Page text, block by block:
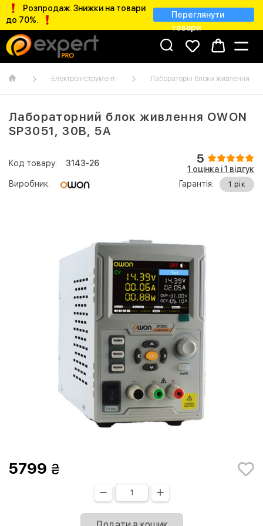
Розпродаж. Знижки на товари
до 70%.
Переглянути
товари
Електроінструмент Лабораторні блоки живлення
Лабораторний блок живлення OWON
SP3051, 30B, 5A
Код товару: 3143-26 5
1 оцінка і 1 відгук
Виробник:
Гарантія: 1 рік
5799